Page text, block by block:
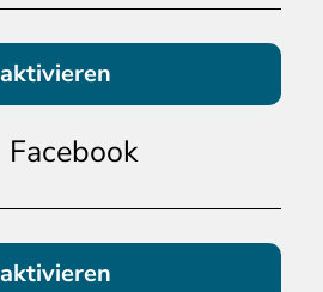
aktivieren
Facebook
aktivieren